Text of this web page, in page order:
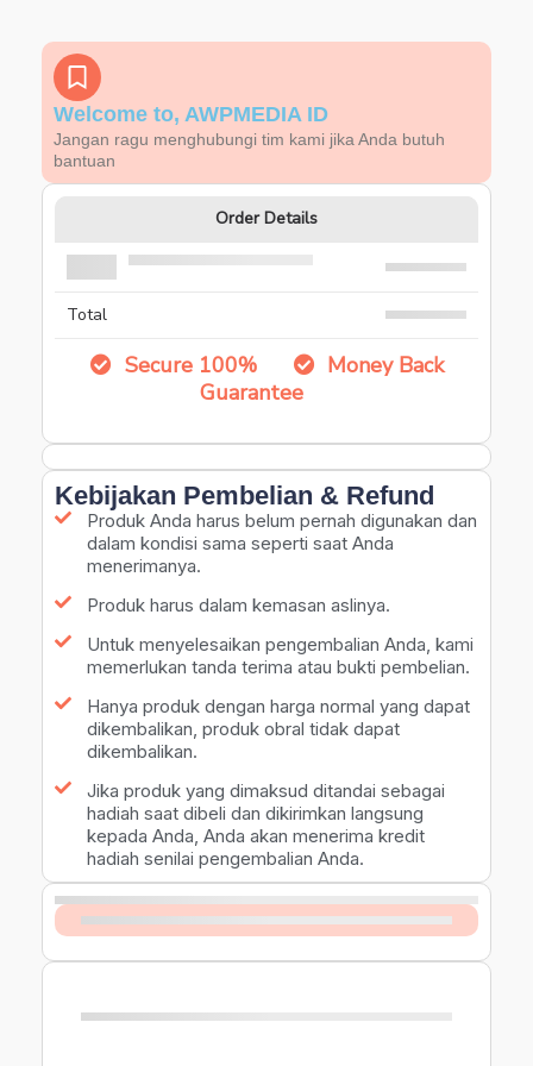
Welcome to, AWPMEDIA ID
Jangan ragu menghubungi tim kami jika Anda butuh
bantuan
Order Details
Total
Secure 100%
Money Back
Guarantee
Kebijakan Pembelian & Refund
Produk Anda harus belum pernah digunakan dan
dalam kondisi sama seperti saat Anda
menerimanya.
Produk harus dalam kemasan aslinya.
Untuk menyelesaikan pengembalian Anda, kami
memerlukan tanda terima atau bukti pembelian.
Hanya produk dengan harga normal yang dapat
dikembalikan, produk obral tidak dapat
dikembalikan.
Jika produk yang dimaksud ditandai sebagai
hadiah saat dibeli dan dikirimkan langsung
kepada Anda, Anda akan menerima kredit
hadiah senilai pengembalian Anda.